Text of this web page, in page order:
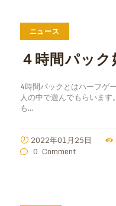
ニュース
４時間パック
4時間パックとはハーフゲ
人の中で遊んでもらいま
も…
2022年01月25日
0 Comment